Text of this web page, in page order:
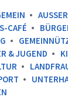
CAFÉ
& JUGEND